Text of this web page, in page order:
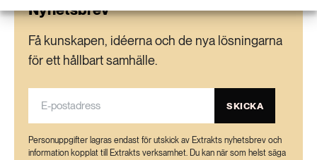
Nyhetsbrev
Få kunskapen, idéerna och de nya lösningarna
för ett hållbart samhälle.
SKICKA
Personuppgifter lagras endast för utskick av Extrakts nyhetsbrev och
information kopplat till Extrakts verksamhet. Du kan när som helst säga